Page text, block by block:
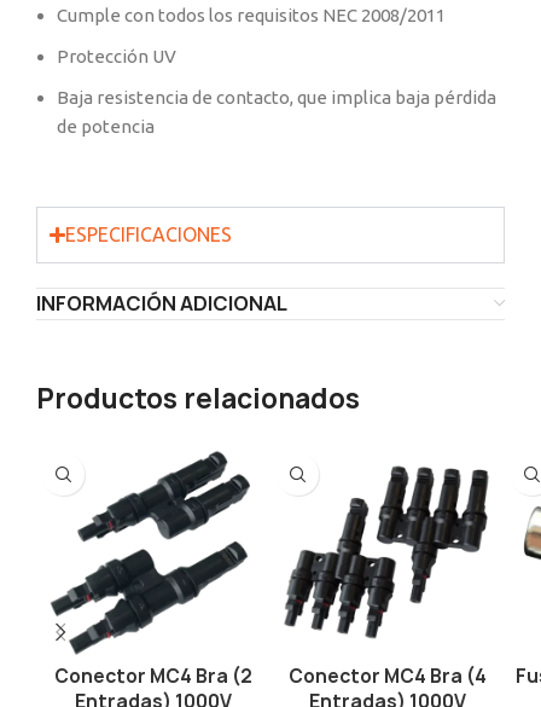
Cumple con todos los requisitos NEC 2008/2011
Protección UV
Baja resistencia de contacto, que implica baja pérdida
de potencia
ESPECIFICACIONES
INFORMACIÓN ADICIONAL
Productos relacionados
Conector MC4 Bra (2
Entradas) 1000V
Conector MC4 Bra (4
Entradas) 1000V